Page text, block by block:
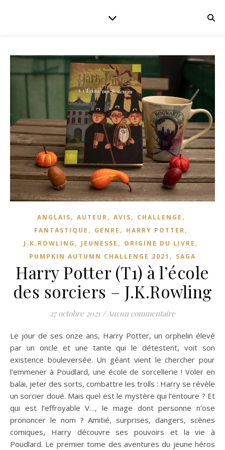
ANGLAIS, AUTEUR, AVIS, CHALLENGE ,
FANTASTIQUE , GENRE , HARRY POTTER,
J.K.ROWLING , JEUNESSE , ORIGINE DU LIVRE ,
PUMPKIN AUTUMN CHALLENGE 2021 , SAGA
Harry Potter (T1) à l’école
des sorciers – J.K.Rowling
27 octobre 2021 / Aucun commentaire
Le jour de ses onze ans, Harry Potter, un orphelin élevé
par un oncle et une tante qui le détestent, voit son
existence bouleversée. Un géant vient le chercher pour
l’emmener à Poudlard, une école de sorcellerie ! Voler en
balai, jeter des sorts, combattre les trolls : Harry se révèle
un sorcier doué. Mais quel est le mystère qui l’entoure ? Et
qui est l’effroyable V…, le mage dont personne n’ose
prononcer le nom ? Amitié, surprises, dangers, scènes
comiques, Harry découvre ses pouvoirs et la vie à
Poudlard. Le premier tome des aventures du jeune héros